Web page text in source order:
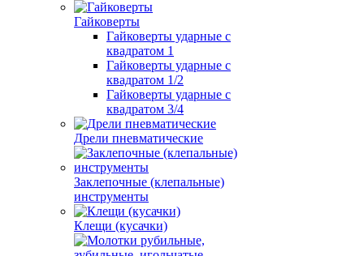
Гайковерты
Гайковерты ударные с
квадратом 1
Гайковерты ударные с
квадратом 1/2
Гайковерты ударные с
квадратом 3/4
Дрели пневматические
Заклепочные (клепальные)
инструменты
Клещи (кусачки)